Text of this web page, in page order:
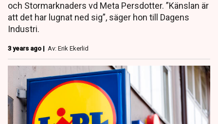
och Stormarknaders vd Meta Persdotter. ”Känslan är
att det har lugnat ned sig”, säger hon till Dagens
Industri.
3 years ago | Av: Erik Ekerlid